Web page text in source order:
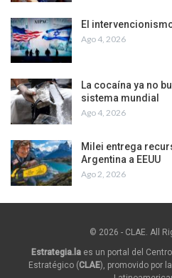
El
Ago 4, 2026
La cocaína ya no
sistema mundial
Ago 4, 2026
Milei entrega
Argentina a EEUU
Ago 2, 2026
© 2026 - CLAE. All
Estrategia.la es un portal del
Estratégico (CLAE), promovido por